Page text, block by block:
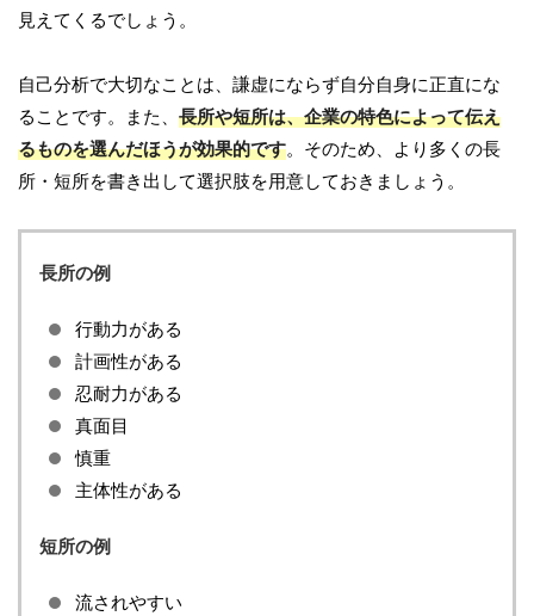
見えてくるでしょう。
自己分析で大切なことは、謙虚にならず自分自身に正直にな
ることです。また、 長所や短所は、企業の特色によって伝え
るものを選んだほうが効果的です。そのため、より多くの長
所・短所を書き出して選択肢を用意しておきましょう。
長所の例
行動力がある
計画性がある
忍耐力がある
真面目
慎重
主体性がある
短所の例
流されやすい